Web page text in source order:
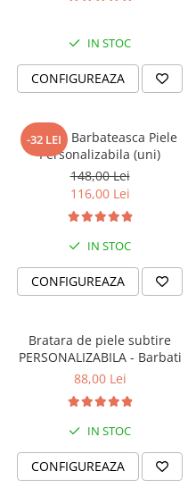
IN STOC
CONFIGUREAZA
-32 LEI
Bratara Barbateasca Piele
Personalizabila (uni)
148,00 Lei
116,00 Lei
IN STOC
CONFIGUREAZA
Bratara de piele subtire
PERSONALIZABILA - Barbati
88,00 Lei
IN STOC
CONFIGUREAZA